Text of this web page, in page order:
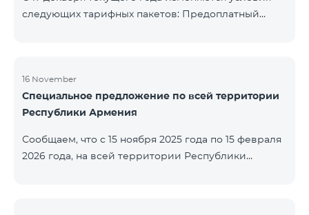
следующих тарифных пакетов: Предоплатный
Абоненты получат 600 минут на все сети РА, США,
Канады, Beeline РФ и Tele2 вместо прежних 300
минут и 14 ГБ интернета вместо прежних 7 ГБ.
будет переименован в «Be Free 3200». Абонентская
пла
16 November
Специальное предложение по всей территории
Республики Армения
Сообщаем, что с 15 ноября 2025 года по 15 февраля
2026 года, на всей территории Республики